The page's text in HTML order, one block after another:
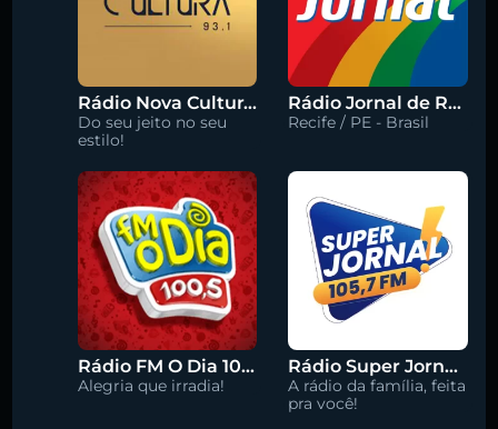
Rádio Nova Cultura 93.1 FM
Do seu jeito no seu
estilo!
Rádio Jornal de Recife 90.3 FM
Recife / PE - Brasil
Rádio FM O Dia 100.5
Alegria que irradia!
Rádio Super Jornal 105.7 FM
A rádio da família, feita
pra você!